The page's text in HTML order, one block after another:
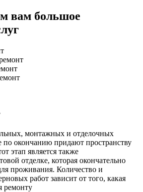
вам большое
монтажных и отделочных
по окончанию придают пространству
этап является также
отделке, которая окончательно
проживания. Количество и
работ зависит от того, какая
ремонту